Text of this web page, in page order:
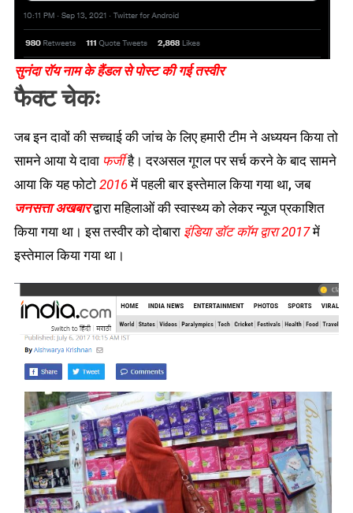
सुनंदा रॉय नाम के हैंडल से पोस्ट की गई तस्वीर
फैक्ट चेकः
जब इन दावों की सच्चाई की जांच के लिए हमारी टीम ने अध्ययन किया तो
सामने आया ये दावा फर्जीहै। दरअसल गूगल पर सर्च करने के बाद सामने
आया कि यह फोटो 2016में पहली बार इस्तेमाल किया गया था, जब
जनसत्ता अखबारद्वारा महिलाओं की स्वास्थ्य को लेकर न्यूज प्रकाशित
किया गया था। इस तस्वीर को दोबारा इंडिया डॉट कॉम द्वारा 2017में
इस्तेमाल किया गया था।